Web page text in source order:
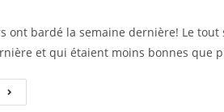
ont bardé la semaine dernière! Le
et qui étaient moins bonnes que
Première
Baisse